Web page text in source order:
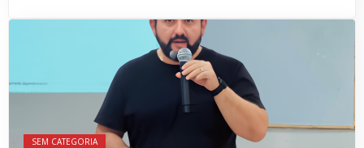
SEM CATEGORIA